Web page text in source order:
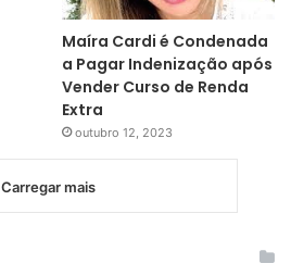
Maíra Cardi é Condenada
a Pagar Indenização após
Vender Curso de Renda
Extra
outubro 12, 2023
Carregar mais